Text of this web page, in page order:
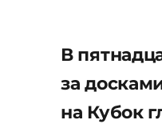
В
за
на Кубок